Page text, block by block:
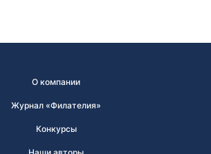
О компании
Журнал «Филателия»
Конкурсы